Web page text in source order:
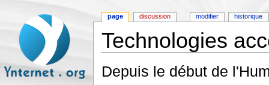
Technologies
Depuis le début de
page discussion modifier historique